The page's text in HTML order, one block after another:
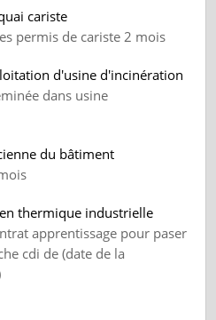
cariste
permis de cariste 2 mois
d'usine d'incinération
dans usine
du bâtiment
thermique industrielle
apprentissage pour paser
cdi de (date de la